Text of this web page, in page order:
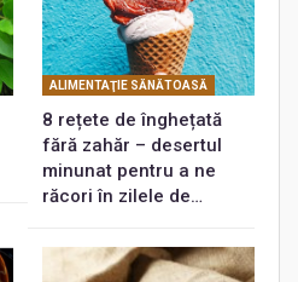
ALIMENTAŢIE SĂNĂTOASĂ
8 rețete de înghețată
fără zahăr – desertul
minunat pentru a ne
răcori în zilele de…